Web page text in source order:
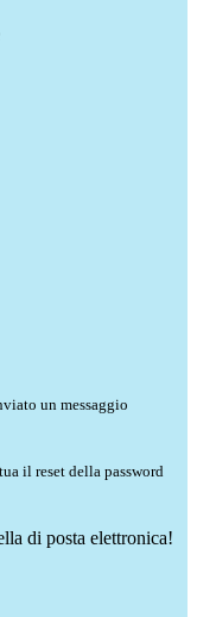
un messaggio
il reset della password
di posta elettronica!